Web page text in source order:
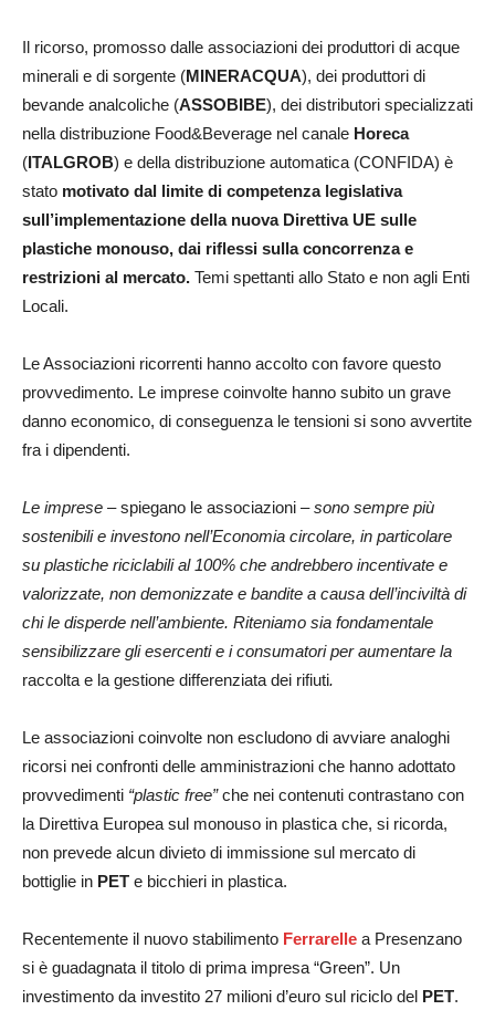
Il ricorso, promosso dalle associazioni dei produttori di acque
minerali e di sorgente (MINERACQUA), dei produttori di
bevande analcoliche (ASSOBIBE), dei distributori specializzati
nella distribuzione Food&Beverage nel canale Horeca
(ITALGROB) e della distribuzione automatica (CONFIDA) è
stato motivato dal limite di competenza legislativa
sull’implementazione della nuova Direttiva UE sulle
plastiche monouso, dai riflessi sulla concorrenza e
restrizioni al mercato. Temi spettanti allo Stato e non agli Enti
Locali.
Le Associazioni ricorrenti hanno accolto con favore questo
provvedimento. Le imprese coinvolte hanno subito un grave
danno economico, di conseguenza le tensioni si sono avvertite
fra i dipendenti.
Le imprese – spiegano le associazioni –sono sempre più
sostenibili e investono nell’Economia circolare, in particolare
su plastiche riciclabili al 100% che andrebbero incentivate e
valorizzate, non demonizzate e bandite a causa dell’inciviltà di
chi le disperde nell’ambiente. Riteniamo sia fondamentale
sensibilizzare gli esercenti e i consumatori per aumentare la
raccolta e la gestione differenziata dei rifiuti.
Le associazioni coinvolte non escludono di avviare analoghi
ricorsi nei confronti delle amministrazioni che hanno adottato
provvedimenti “plastic free”che nei contenuti contrastano con
la Direttiva Europea sul monouso in plastica che, si ricorda,
non prevede alcun divieto di immissione sul mercato di
bottiglie in PET e bicchieri in plastica.
Recentemente il nuovo stabilimento Ferrarelle a Presenzano
si è guadagnata il titolo di prima impresa “Green”. Un
investimento da investito 27 milioni d’euro sul riciclo del PET.